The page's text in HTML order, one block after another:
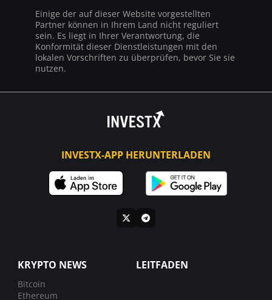
Einige der auf dieser Website vorgestellten
Partner können in Ihrem Land nicht reguliert
sein. Es liegt in Ihrer Verantwortung, die
Konformität dieser Dienstleistungen mit den
lokalen Vorschriften zu überprüfen, bevor Sie sie
nutzen.
INVESTX-APP HERUNTERLADEN
KRYPTO NEWS
Bitcoin
Ethereum
LEITFADEN